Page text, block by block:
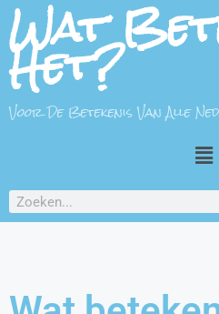
Wat
Het?
Voor De Betekenis Van Alle